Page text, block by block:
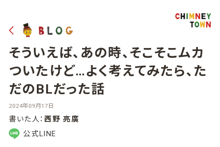
そういえば、あの時、そこそこムカ
ついたけど…よく考えてみたら、た
だのBLだった話
2024年09月17日
書いた人： 西野 亮廣
公式LINE